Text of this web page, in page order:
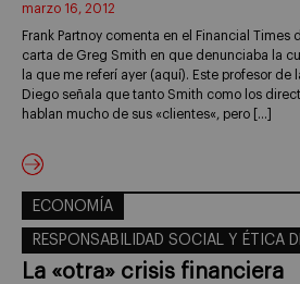
marzo 16, 2012
Frank Partnoy comenta en el Financial Times
carta de Greg Smith en que denunciaba la
la que me referí ayer (aquí). Este profesor de
Diego señala que tanto Smith como los
hablan mucho de sus «clientes«, pero […]
ECONOMÍA
RESPONSABILIDAD SOCIAL Y ÉTICA
La «otra» crisis financiera